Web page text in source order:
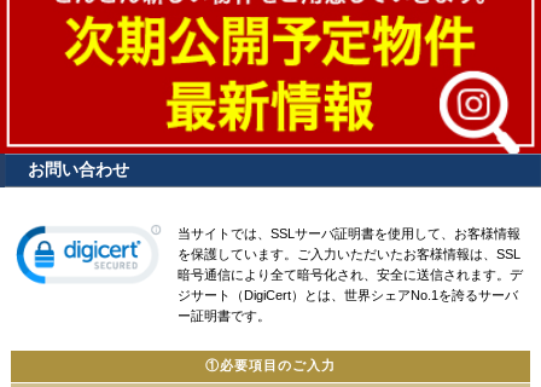
お問い合わせ
当サイトでは、SSLサーバ証明書を使用して、お客様情報
を保護しています。ご入力いただいたお客様情報は、SSL
暗号通信により全て暗号化され、安全に送信されます。デ
ジサート（DigiCert）とは、世界シェアNo.1を誇るサーバ
ー証明書です。
①必要項目のご入力